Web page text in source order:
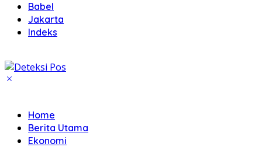
Babel
Jakarta
Indeks
Home
Berita Utama
Ekonomi